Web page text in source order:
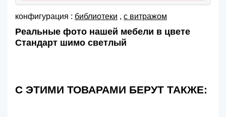
конфигурация : библиотеки , с витражом
Реальные фото нашей мебели в цвете
Стандарт шимо светлый
С ЭТИМИ ТОВАРАМИ БЕРУТ ТАКЖЕ: